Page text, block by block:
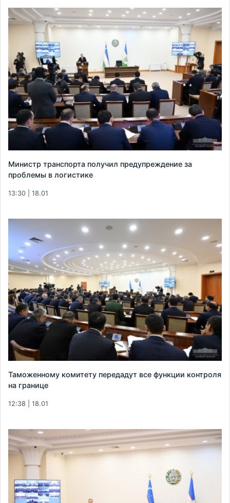
Министр транспорта получил предупреждение за
проблемы в логистике
13:30 | 18.01
Таможенному комитету передадут все функции контроля
на границе
12:38 | 18.01